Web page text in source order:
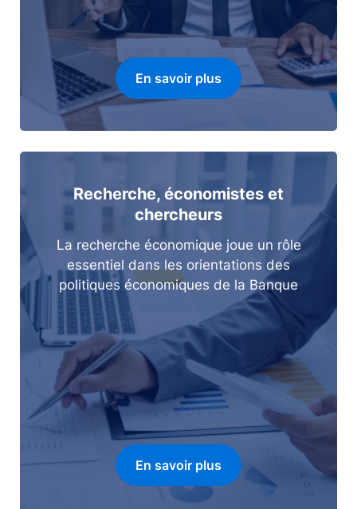
En savoir plus
Recherche, économistes et
chercheurs
La recherche économique joue un rôle
essentiel dans les orientations des
politiques économiques de la Banque
En savoir plus